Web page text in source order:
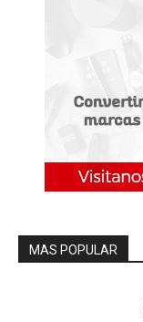
MAS POPULAR